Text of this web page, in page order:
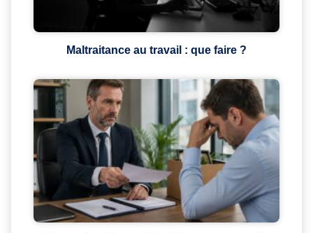
Maltraitance au travail : que faire ?